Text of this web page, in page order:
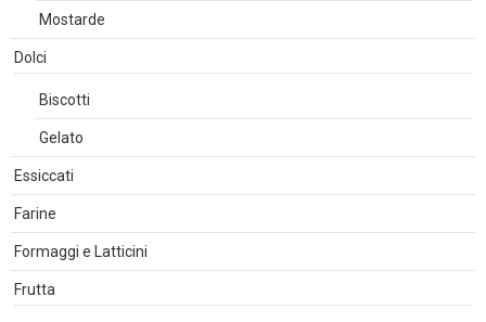
Mostarde
Dolci
Biscotti
Gelato
Essiccati
Farine
Formaggi e Latticini
Frutta